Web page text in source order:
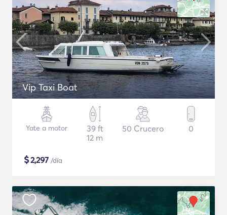
Vip Taxi Boat
Yate a motor
39 ft
12 m
50 Crucero 0
$2,297 /día